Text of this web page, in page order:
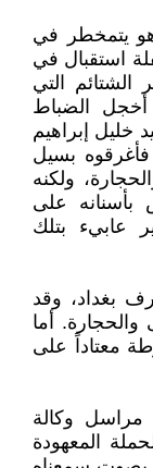
يتمخطر في
استقبال في
الشتائم التي
أخجل الضباط
خليل إبراهيم
بسيل
ولكنه
على
عابيء بتلك
بغداد، وقد
أما
معتاداً على
مراسل وكالة
المعهودة